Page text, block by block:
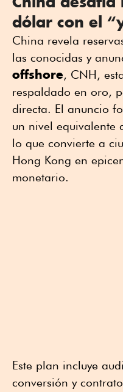
dólar con el
China revela
las conocidas y
offshore, CNH,
respaldado en oro,
directa. El anuncio
un nivel equivalente
lo que convierte a
Hong Kong en
monetario.
Este plan incluye
conversión y